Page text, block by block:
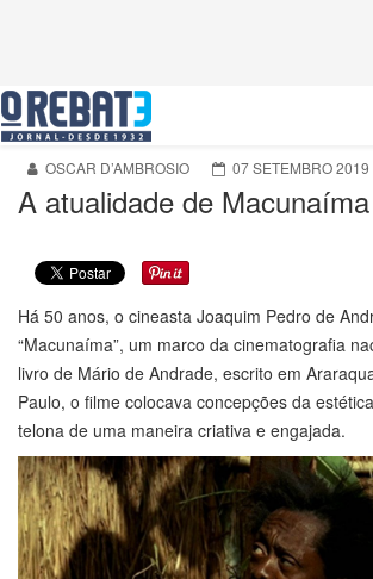
OSCAR D’AMBROSIO 07 SETEMBRO 2019
A atualidade de Macunaíma
Há 50 anos, o cineasta Joaquim Pedro de
“Macunaíma”, um marco da cinematografia
livro de Mário de Andrade, escrito em
Paulo, o filme colocava concepções da
telona de uma maneira criativa e engajada.